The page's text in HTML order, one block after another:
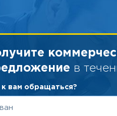
в
к вам обращаться?